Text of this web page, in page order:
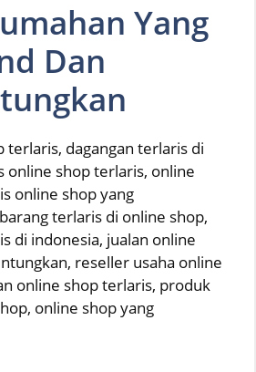
Yang
Dan
terlaris, dagangan terlaris di
online shop terlaris, online
online shop yang
terlaris di online shop,
di indonesia, jualan online
reseller usaha online
online shop terlaris, produk
online shop yang